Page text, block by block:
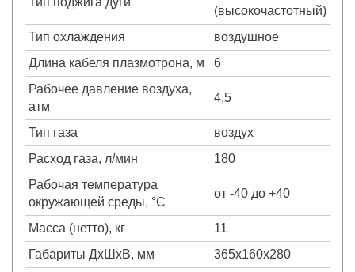
(высокочастотный)
Тип охлаждения
воздушное
Длина кабеля плазмотрона, м
6
Рабочее давление воздуха,
атм
4,5
Тип газа
воздух
Расход газа, л/мин
180
Рабочая температура
окружающей среды, °С
от -40 до +40
Масса (нетто), кг
11
Габариты ДхШхВ, мм
365х160х280